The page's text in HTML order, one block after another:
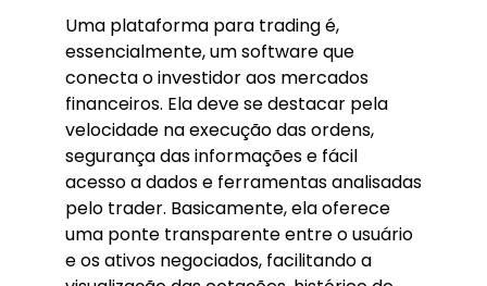
Uma plataforma para trading é,
essencialmente, um software que
conecta o investidor aos mercados
financeiros. Ela deve se destacar pela
velocidade na execução das ordens,
segurança das informações e fácil
acesso a dados e ferramentas analisadas
pelo trader. Basicamente, ela oferece
uma ponte transparente entre o usuário
e os ativos negociados, facilitando a